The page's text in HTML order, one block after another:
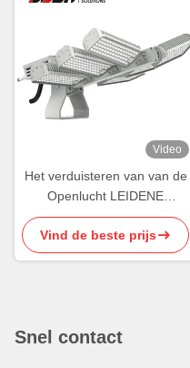
Video
Het verduisteren van van de
Openlucht LEIDENE
LEIDENE Sportenlichten
Gestroomlijnde Veenmol
Lichte IP66
Vind de beste prijs
Snel contact